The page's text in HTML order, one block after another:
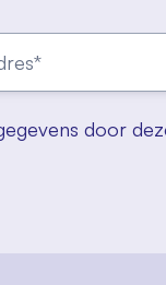
door